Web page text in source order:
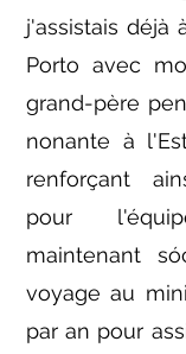
j'assistais déjà
Porto avec
grand-père
nonante à
renforçant
pour
maintenant
voyage au
par an pour